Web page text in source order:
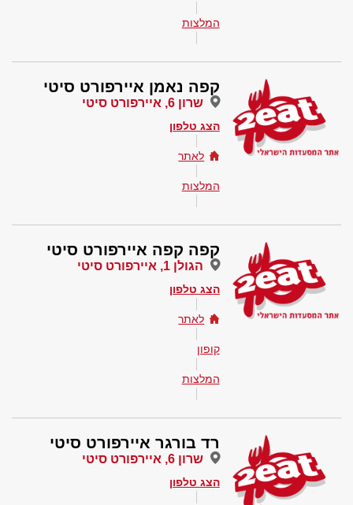
המלצות
קפה נאמן איירפורט סיטי
שרון 6, איירפורט סיטי
הצג טלפון
לאתר
המלצות
קפה קפה איירפורט סיטי
הגולן 1, איירפורט סיטי
הצג טלפון
לאתר
קופון
המלצות
רד בורגר איירפורט סיטי
שרון 6, איירפורט סיטי
הצג טלפון